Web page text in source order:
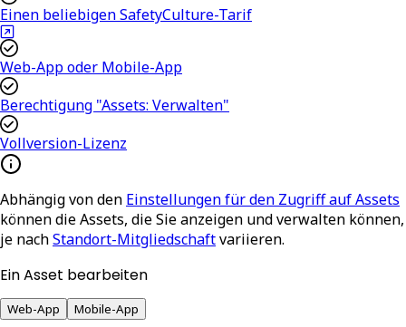
Einen beliebigen SafetyCulture-Tarif
Web-App oder Mobile-App
Berechtigung "Assets: Verwalten"
Vollversion-Lizenz
Abhängig von den Einstellungen für den Zugriff auf Assets
können die Assets, die Sie anzeigen und verwalten können,
je nachStandort-Mitgliedschaftvariieren.
Ein Asset bearbeiten
Web-App Mobile-App